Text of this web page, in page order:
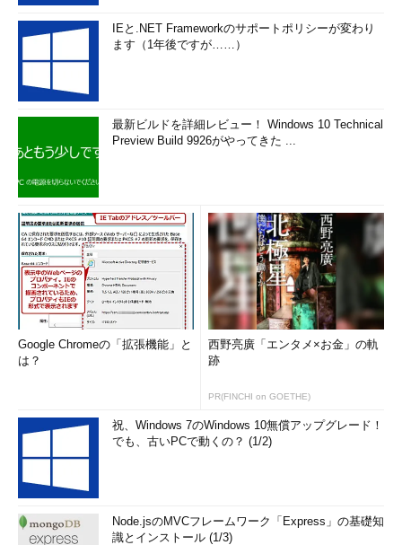
IEと.NET Frameworkのサポートポリシーが変わり
ます（1年後ですが……）
最新ビルドを詳細レビュー！ Windows 10 Technical
Preview Build 9926がやってきた ...
Google Chromeの「拡張機能」と
は？
西野亮廣「エンタメ×お金」の軌
跡
PR(FINCHI on GOETHE)
祝、Windows 7のWindows 10無償アップグレード！
でも、古いPCで動くの？ (1/2)
Node.jsのMVCフレームワーク「Express」の基礎知
識とインストール (1/3)